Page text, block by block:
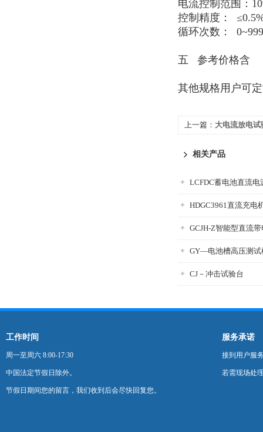
电流控制范围：
控制精度：
≤
循环次数：
五 参考价格含
其他规格用户可
上一篇： 大电流放电
相关产品
HDGC3961直流充电
GCJH-Z智能型直流
GY—电池槽高压测试
CJ－冲击试验台
工作时间
周一至周六 8:00-17:30
中国法定节假日除外。
节假日期间您的留言，我们收到后会尽快回复您。
服务承诺
接到用户服
若需现场处